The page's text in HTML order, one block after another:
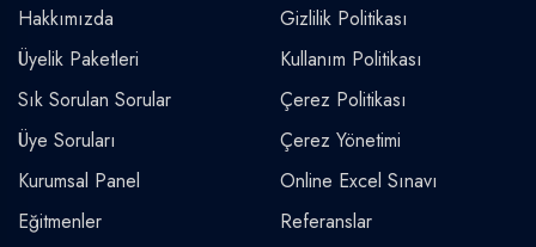
Hakkımızda
Üyelik Paketleri
Sık Sorulan Sorular
Üye Soruları
Kurumsal Panel
Eğitmenler
Gizlilik Politikası
Kullanım Politikası
Çerez Politikası
Çerez Yönetimi
Online Excel Sınavı
Referanslar